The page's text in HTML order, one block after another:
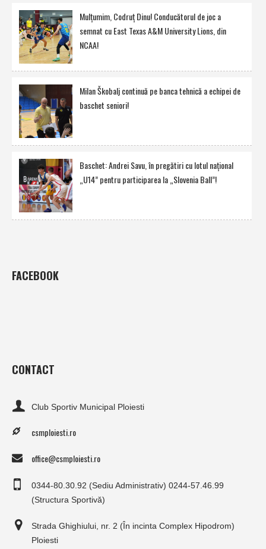
Mulţumim, Codruţ Dinu! Conducătorul de joc a
semnat cu East Texas A&M University Lions, din
NCAA!
Milan Škobalj continuă pe banca tehnică a echipei de
baschet seniori!
Baschet: Andrei Savu, în pregătiri cu lotul naţional
„U14” pentru participarea la „Slovenia Ball”!
FACEBOOK
CONTACT
Club Sportiv Municipal Ploiesti
csmploiesti.ro
office@csmploiesti.ro
0344-80.30.92 (Sediu Administrativ) 0244-57.46.99
(Structura Sportivă)
Strada Ghighiului, nr. 2 (În incinta Complex Hipodrom)
Ploiesti